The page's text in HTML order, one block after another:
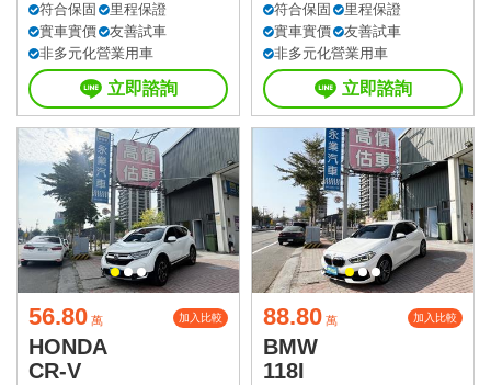
符合保固
里程保證
實車實價
友善試車
非多元化營業用車
立即諮詢
符合保固
里程保證
實車實價
友善試車
非多元化營業用車
立即諮詢
56.80 萬 加入比較
HONDA
CR-V
88.80 萬 加入比較
BMW
118I